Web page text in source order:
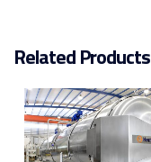
Related Products